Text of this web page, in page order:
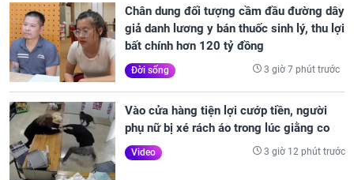
Chân dung đối tượng cầm đầu đường dây
giả danh lương y bán thuốc sinh lý, thu lợi
bất chính hơn 120 tỷ đồng
Đời sống 3 giờ 7 phút trước
Vào cửa hàng tiện lợi cướp tiền, người
phụ nữ bị xé rách áo trong lúc giằng co
Video 3 giờ 12 phút trước